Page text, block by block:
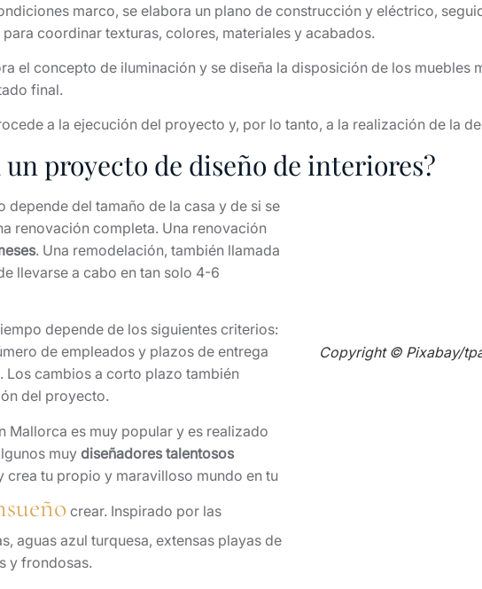
marco, se elabora un plano de construcción y eléctrico,
coordinar texturas, colores, materiales y acabados.
el concepto de iluminación y se diseña la disposición de los muebles
final.
a la ejecución del proyecto y, por lo tanto, a la realización de la
proyecto de diseño de interiores?
depende del tamaño de la casa y de si se
renovación completa. Una renovación
. Una remodelación, también llamada
llevarse a cabo en tan solo 4-6
depende de los siguientes criterios:
de empleados y plazos de entrega
Los cambios a corto plazo también
del proyecto.
Mallorca es muy popular y es realizado
muydiseñadores talentosos
crea tu propio y maravilloso mundo en tu
crear. Inspirado por las
aguas azul turquesa, extensas playas de
y frondosas.